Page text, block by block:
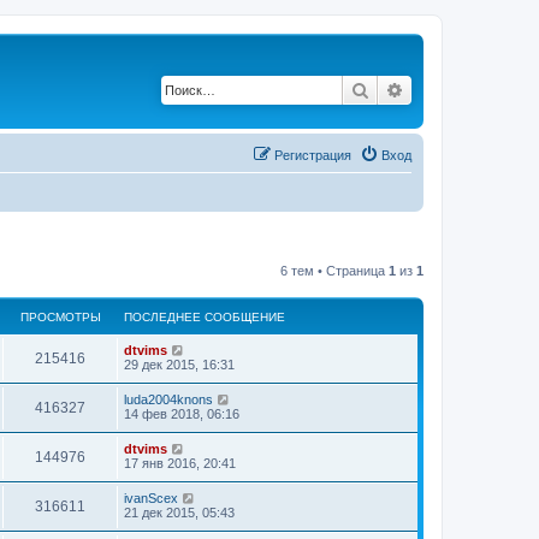
Поиск
Вход
Регистрация
6 тем • Страница 1 из 1
ПРОСМОТРЫ ПОСЛЕДНЕЕ СООБЩЕНИЕ
215416
dtvims
29 дек 2015, 16:31
416327
luda2004knons
14 фев 2018, 06:16
144976
dtvims
17 янв 2016, 20:41
316611
ivanScex
21 дек 2015, 05:43